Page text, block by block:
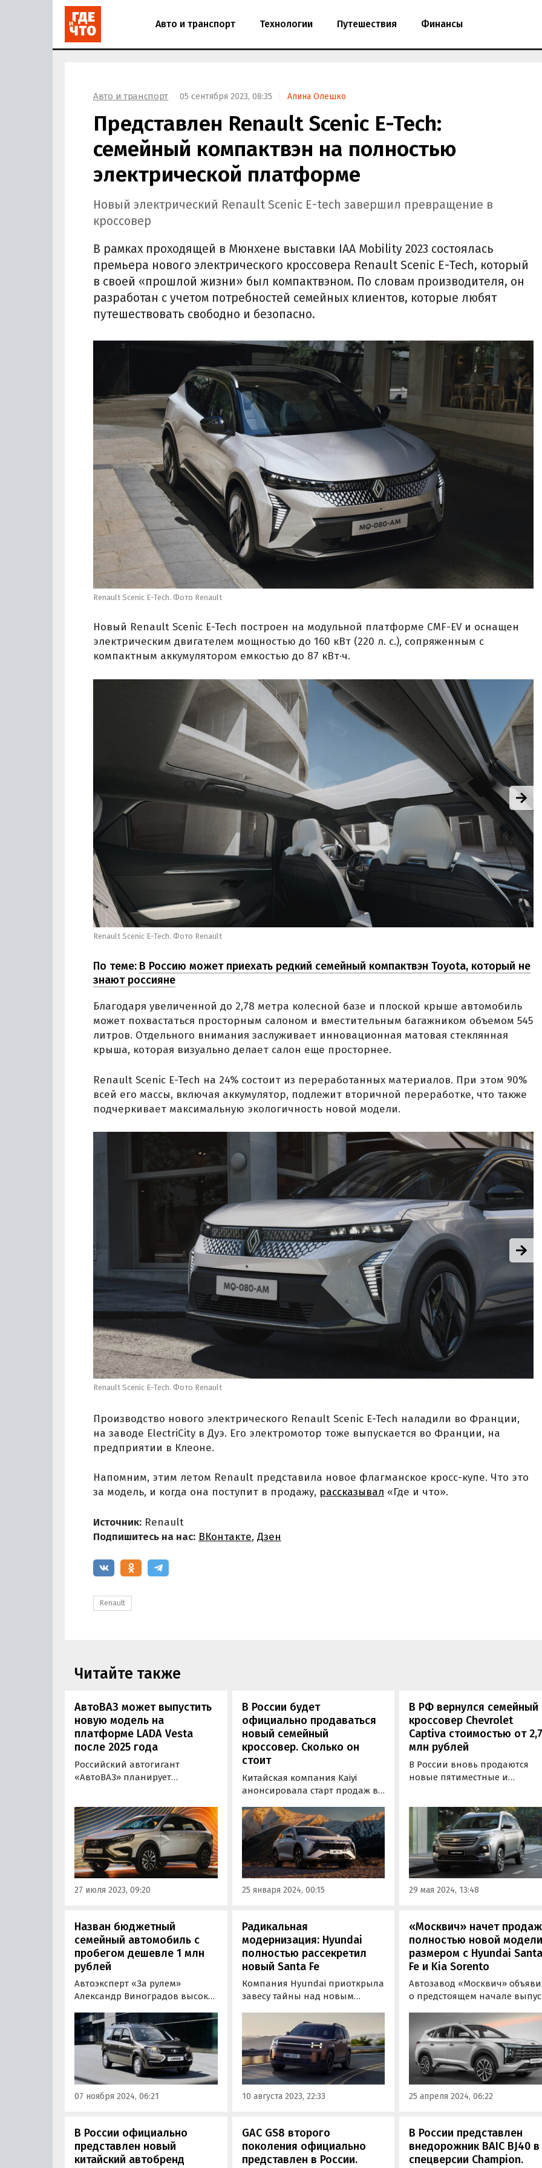
Авто и транспорт Технологии Путешествия Финансы
Авто и транспорт 05 сентября 2023, 08:35 Алина Олешко
Представлен Renault Scenic E-Tech:
семейный компактвэн на полностью
электрической платформе
Новый электрический Renault Scenic E-tech завершил превращение в
кроссовер
В рамках проходящей в Мюнхене выставки IAA Mobility 2023 состоялась
премьера нового электрического кроссовера Renault Scenic E-Tech, который
в своей «прошлой жизни» был компактвэном. По словам производителя, он
разработан с учетом потребностей семейных клиентов, которые любят
путешествовать свободно и безопасно.
Renault Scenic E-Tech. Фото Renault
Новый Renault Scenic E-Tech построен на модульной платформе CMF-EV и оснащен
электрическим двигателем мощностью до 160 кВт (220 л. с.), сопряженным с
компактным аккумулятором емкостью до 87 кВт·ч.
Renault Scenic E-Tech. Фото Renault
По теме: В Россию может приехать редкий семейный компактвэн Toyota, который не
знают россияне
Благодаря увеличенной до 2,78 метра колесной базе и плоской крыше автомобиль
может похвастаться просторным салоном и вместительным багажником объемом 545
литров. Отдельного внимания заслуживает инновационная матовая стеклянная
крыша, которая визуально делает салон еще просторнее.
Renault Scenic E-Tech на 24% состоит из переработанных материалов. При этом 90%
всей его массы, включая аккумулятор, подлежит вторичной переработке, что также
подчеркивает максимальную экологичность новой модели.
Renault Scenic E-Tech. Фото Renault
Производство нового электрического Renault Scenic E-Tech наладили во Франции,
на заводе ElectriCity в Дуэ. Его электромотор тоже выпускается во Франции, на
предприятии в Клеоне.
Напомним, этим летом Renault представила новое флагманское кросс-купе. Что это
за модель, и когда она поступит в продажу, рассказывал «Где и что».
Источник: Renault
Подпишитесь на нас: ВКонтакте, Дзен
Renault
Читайте также
АвтоВАЗ может выпустить
новую модель на
платформе LADA Vesta
после 2025 года
Российский автогигант
«АвтоВАЗ» планирует
Vesta даже после выпуска
кроссовера в 2025 году. Об этом
сообщил «Ведомостям»
представитель компании.
Подробности о новой модели
уточнены не были.
27 июля 2023, 09:20
В России будет
официально продаваться
новый семейный
кроссовер. Сколько он
стоит
Китайская компания Kaiyi
анонсировала старт продаж в
счету модели. Ей станет новый
флагманский кроссовер Kaiyi Х7
Kunlun, производство которого
наладили на
калининградском заводе
«Автотор» в декабре, сообщают
«Автоновости…
25 января 2024, 00:15
В РФ вернулся семейный
кроссовер Chevrolet
Captiva стоимостью от 2,7
млн рублей
В России вновь продаются
новые пятиместные и
ранее представленные на
нашем рынке официально.
одном из классифайдов
«Автоновости дня» нашли в
продаже как минимум
несколько таких
цены…
29 мая 2024, 13:48
Назван бюджетный
семейный автомобиль с
пробегом дешевле 1 млн
рублей
Автоэксперт «За рулем»
Александр Виноградов высоко
семейных автомобилей на
вторичном рынке при бюджете
до 1 млн рублей. Специалист
перечислил ряд возможных
проблем и дал советы по их
избежанию.
07 ноября 2024, 06:21
Радикальная
модернизация: Hyundai
полностью рассекретил
новый Santa Fe
Компания Hyundai приоткрыла
завесу тайны над новым
популярного кроссовера
Hyundai Santa Fe. Еще в июле
производитель рассекретил
его дизайн, а теперь рассказал
о технических характеристиках.
10 августа 2023, 22:33
«Москвич» начет
полностью новой модели
размером с Hyundai Santa
Fe и Kia Sorento
Автозавод «Москвич»
о предстоящем начале
автомобиля — семейного
кроссовера «Москвич 8»,
производство которого
начнется в конце 2024 года.
25 апреля 2024, 06:22
В России официально
представлен новый
китайский автобренд
GAC GS8 второго
поколения официально
представлен в России.
В России представлен
внедорожник BAIC BJ40 в
спецверсии Champion.